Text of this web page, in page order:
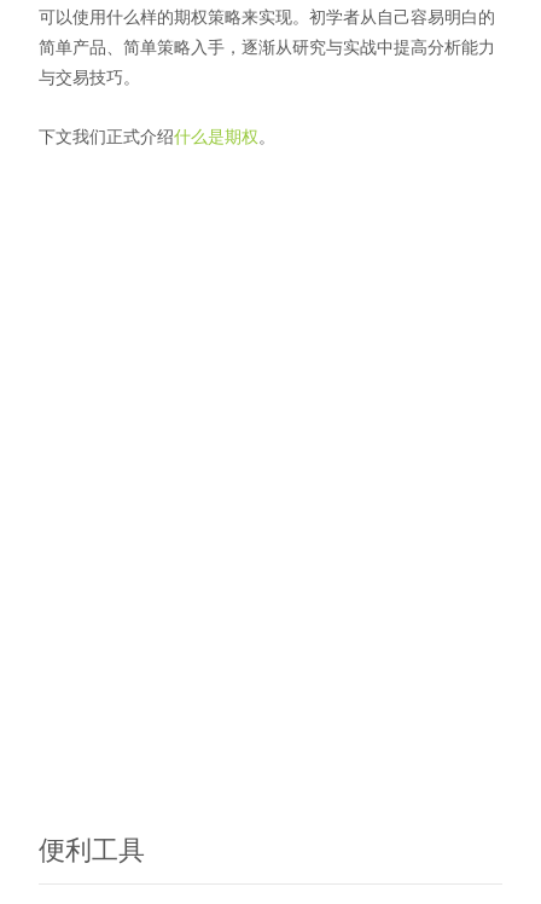
可以使用什么样的期权策略来实现。初学者从自己容易明白的
简单产品、简单策略入手，逐渐从研究与实战中提高分析能力
与交易技巧。
下文我们正式介绍什么是期权。
便利工具